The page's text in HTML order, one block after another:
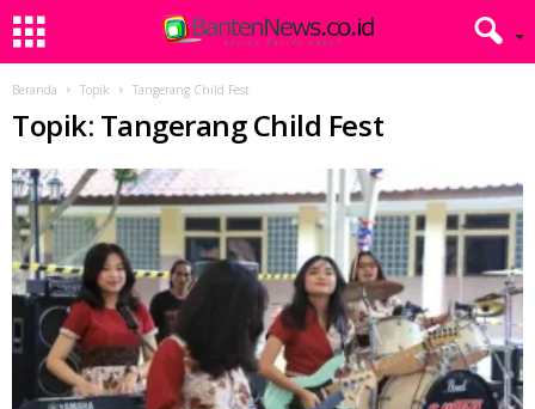
Beranda Topik Tangerang Child Fest
Topik: Tangerang Child Fest